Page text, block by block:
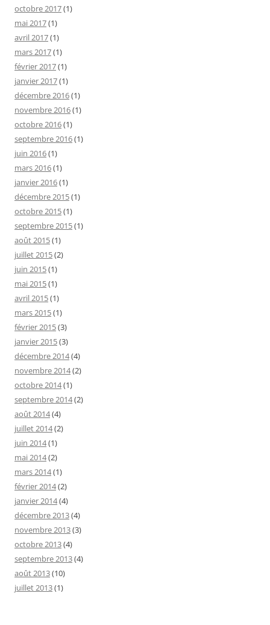
octobre 2017(1)
mai 2017(1)
avril 2017(1)
mars 2017(1)
février 2017(1)
janvier 2017(1)
décembre 2016(1)
novembre 2016(1)
octobre 2016(1)
septembre 2016(1)
juin 2016(1)
mars 2016(1)
janvier 2016(1)
décembre 2015(1)
octobre 2015(1)
septembre 2015(1)
août 2015(1)
juillet 2015(2)
juin 2015(1)
mai 2015(1)
avril 2015(1)
mars 2015(1)
février 2015(3)
janvier 2015(3)
décembre 2014(4)
novembre 2014(2)
octobre 2014(1)
septembre 2014(2)
août 2014(4)
juillet 2014(2)
juin 2014(1)
mai 2014(2)
mars 2014(1)
février 2014(2)
janvier 2014(4)
décembre 2013(4)
novembre 2013(3)
octobre 2013(4)
septembre 2013(4)
août 2013(10)
juillet 2013(1)